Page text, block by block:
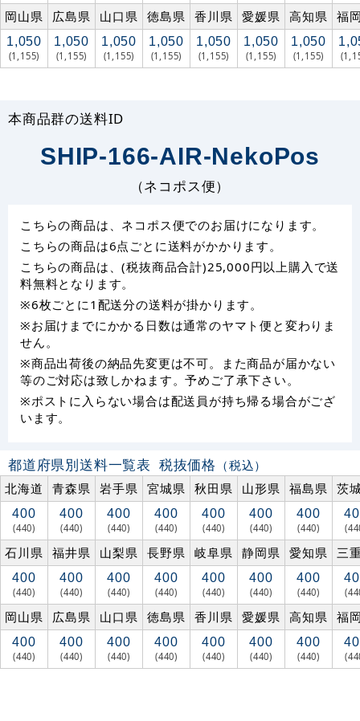
岡山県 広島県 山口県 徳島県 香川県 愛媛県 高知県 福
1,050
(1,155)
1,050
(1,155)
1,050
(1,155)
1,050
(1,155)
1,050
(1,155)
1,050
(1,155)
1,050
(1,155)
本商品群の送料ID
SHIP-166-AIR-NekoPos
（ネコポス便）
こちらの商品は、ネコポス便でのお届けになります。
こちらの商品は6点ごとに送料がかかります。
こちらの商品は、(税抜商品合計)25,000円以上購入で送
料無料となります。
※6枚ごとに1配送分の送料が掛かります。
※お届けまでにかかる日数は通常のヤマト便と変わりま
せん。
※商品出荷後の納品先変更は不可。また商品が届かない
等のご対応は致しかねます。予めご了承下さい。
※ポストに入らない場合は配送員が持ち帰る場合がござ
います。
都道府県別送料一覧表 税抜価格 （税込）
北海道
青森県 岩手県 宮城県 秋田県 山形県 福島県 茨
400
(440)
400
(440)
400
(440)
400
(440)
400
(440)
400
(440)
400
(440)
石川県 福井県 山梨県 長野県 岐阜県 静岡県 愛知県 三
400
(440)
400
(440)
400
(440)
400
(440)
400
(440)
400
(440)
400
(440)
岡山県 広島県 山口県 徳島県 香川県 愛媛県 高知県 福
400
(440)
400
(440)
400
(440)
400
(440)
400
(440)
400
(440)
400
(440)